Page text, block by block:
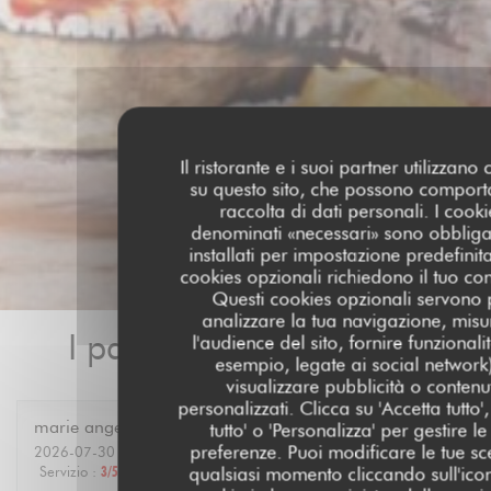
Il ristorante e i suoi partner utilizzano
su questo sito, che possono
raccolta di dati personali. I
denominati «necessari» sono
installati per impostazione
cookies opzionali richiedono il tuo
Questi cookies opzionali servono
analizzare la tua navigazione,
l'audience del sito, fornire
esempio, legate ai social
visualizzare pubblicità o
personalizzati. Clicca su 'Accetta
tutto' o 'Personalizza' per gestire le
preferenze. Puoi modificare le tue
qualsiasi momento cliccando
I pareri dei nostri clienti
marie ange
2026-07-30 - 12:30 - Ospiti 6
Servizio : 3/5 : 4/5 Cucina : 4/5 Qualità / Prezzo: 4/5